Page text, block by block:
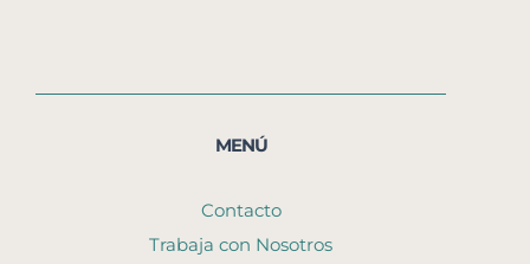
MENÚ
Contacto
Trabaja con Nosotros